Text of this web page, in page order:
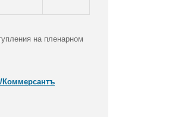
на пленарном
Коммерсантъ